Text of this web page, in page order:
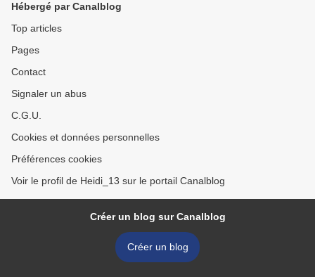
Hébergé par Canalblog
Top articles
Pages
Contact
Signaler un abus
C.G.U.
Cookies et données personnelles
Préférences cookies
Voir le profil de Heidi_13 sur le portail Canalblog
Créer un blog sur Canalblog
Créer un blog